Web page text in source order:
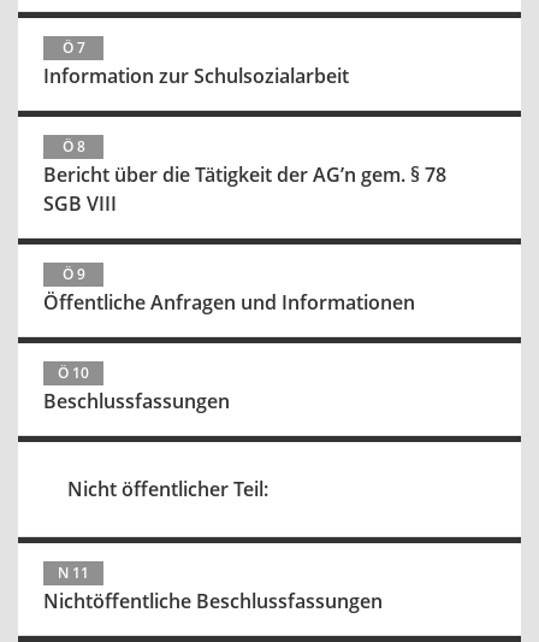
Ö 7
Information zur Schulsozialarbeit
Ö 8
Bericht über die Tätigkeit der AG’n gem. § 78
SGB VIII
Ö 9
Öffentliche Anfragen und Informationen
Ö 10
Beschlussfassungen
Nicht öffentlicher Teil:
N 11
Nichtöffentliche Beschlussfassungen